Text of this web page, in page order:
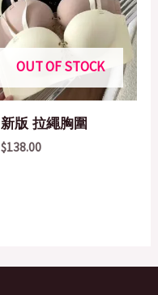
OUT OF STOCK
新版 拉繩胸圍
$138.00